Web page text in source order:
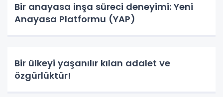
Bir anayasa inşa süreci deneyimi: Yeni
Anayasa Platformu (YAP)
Bir ülkeyi yaşanılır kılan adalet ve
özgürlüktür!